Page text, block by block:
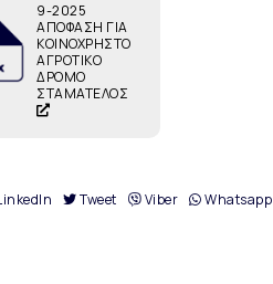
9-2025
ΑΠΟΦΑΣΗ ΓΙΑ
ΚΟΙΝΟΧΡΗΣΤΟ
ΑΓΡΟΤΙΚΟ
ΔΡΟΜΟ
ΣΤΑΜΑΤΕΛΟΣ
Tweet Viber Whatsapp